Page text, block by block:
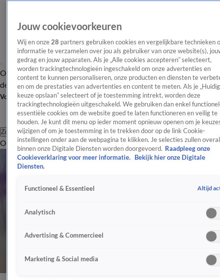
OverzichtAfleveringen Entertainment TV Algemeen
Tip
de redactieNieuwsbrief
Volg Shownieuws
Zoeken
OverzichtEntertainmentSpraakmakendRealityCrimeVideo's
Jouw cookievoorkeuren
Wij en onze 28 partners gebruiken cookies en vergelijkbare technieken
informatie te verzamelen over jou als gebruiker van onze website(s),
gedrag en jouw apparaten. Als je „Alle cookies accepteren” selecteert,
worden trackingtechnologieën ingeschakeld om onze advertenties en
content te kunnen personaliseren, onze producten en diensten te
en om de prestaties van advertenties en content te meten. Als je
keuze opslaan” selecteert of je toestemming intrekt, worden deze
trackingtechnologieën uitgeschakeld. We gebruiken dan enkel
essentiële cookies om de website goed te laten functioneren en veilig te
houden. Je kunt dit menu op ieder moment opnieuw openen om je
wijzigen of om je toestemming in te trekken door op de link Cookie-
instellingen onder aan de webpagina te klikken. Je selecties zullen overal
binnen onze Digitale Diensten worden doorgevoerd. Raadpleeg onze
Cookieverklaring voor meer informatie.
Bekijk hier onze Digitale
Diensten.
Functioneel & Essentieel Altijd
Analytisch
Advertising & Commercieel
Marketing & Social media